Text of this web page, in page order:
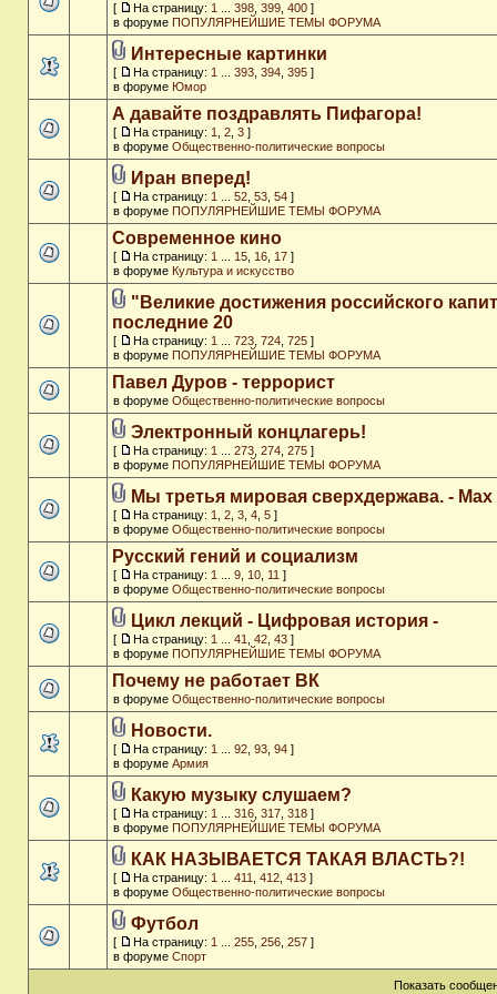
[ На страницу: 1 398 399 400 ]
в форуме ПОПУЛЯРНЕЙШИЕ ТЕМЫ ФОРУМА
Интересные картинки
[ На страницу: 1 393 394 395 ]
в форуме Юмор
А давайте поздравлять Пифагора!
[ На страницу: 1 2 3 ]
в форуме Общественно-политические вопросы
Иран вперед!
[ На страницу: 1 52 53 54 ]
в форуме ПОПУЛЯРНЕЙШИЕ ТЕМЫ ФОРУМА
Современное кино
[ На страницу: 1 15 16 17 ]
в форуме Культура и искусство
"Великие достижения российского
последние 20
[ На страницу: 1 723 724 725 ]
в форуме ПОПУЛЯРНЕЙШИЕ ТЕМЫ ФОРУМА
Павел Дуров - террорист
в форуме Общественно-политические вопросы
Электронный концлагерь!
[ На страницу: 1 273 274 275 ]
в форуме ПОПУЛЯРНЕЙШИЕ ТЕМЫ ФОРУМА
Мы третья мировая сверхдержава. - Max
[ На страницу: 1 2 3 4 5 ]
в форуме Общественно-политические вопросы
Русский гений и социализм
[ На страницу: 1 9 10 11 ]
в форуме Общественно-политические вопросы
Цикл лекций - Цифровая история -
[ На страницу: 1 41 42 43 ]
в форуме ПОПУЛЯРНЕЙШИЕ ТЕМЫ ФОРУМА
Почему не работает ВК
в форуме Общественно-политические вопросы
Новости.
[ На страницу: 1 92 93 94 ]
в форуме Армия
Какую музыку слушаем?
[ На страницу: 1 316 317 318 ]
в форуме ПОПУЛЯРНЕЙШИЕ ТЕМЫ ФОРУМА
КАК НАЗЫВАЕТСЯ ТАКАЯ ВЛАСТЬ?!
[ На страницу: 1 411 412 413 ]
в форуме Общественно-политические вопросы
Футбол
[ На страницу: 1 255 256 257 ]
в форуме Спорт
Показать